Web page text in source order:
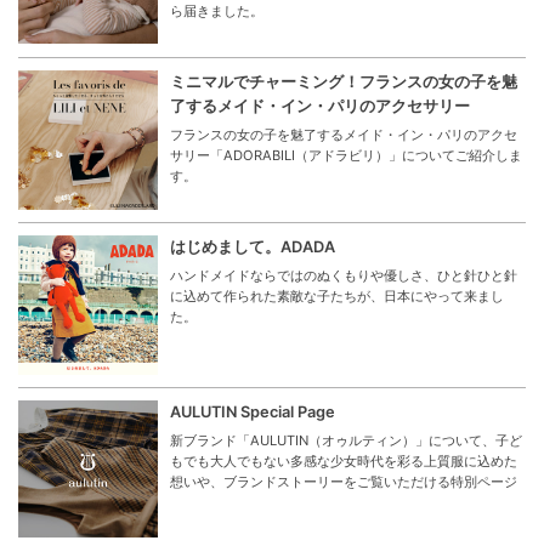
ら届きました。
ミニマルでチャーミング！フランスの女の子を魅
了するメイド・イン・パリのアクセサリー
フランスの女の子を魅了するメイド・イン・パリのアクセ
サリー「ADORABILI（アドラビリ）」についてご紹介しま
す。
はじめまして。ADADA
ハンドメイドならではのぬくもりや優しさ、ひと針ひと針
に込めて作られた素敵な子たちが、日本にやって来まし
た。
AULUTIN Special Page
新ブランド「AULUTIN（オゥルティン）」について、子ど
もでも大人でもない多感な少女時代を彩る上質服に込めた
想いや、ブランドストーリーをご覧いただける特別ページ